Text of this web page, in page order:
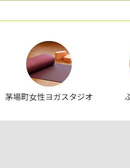
茅場町女性ヨガスタジオ